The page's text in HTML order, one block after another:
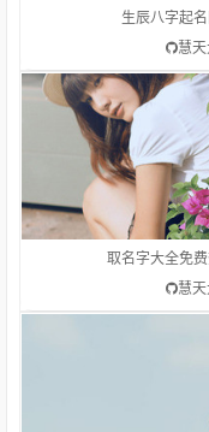
生辰八字起
慧
解:郑（鄭）zhèng中
郑人买履（讽喻那些只
取名字大全免
慧
1.生肖龙(辰)的吉祥名
【氵】推荐而来生肖龙
白、赤、月、鱼、酉
朱（②硃）zhū红色：
文）。朱门（红漆大门
1.生肖龙(辰)的吉祥名